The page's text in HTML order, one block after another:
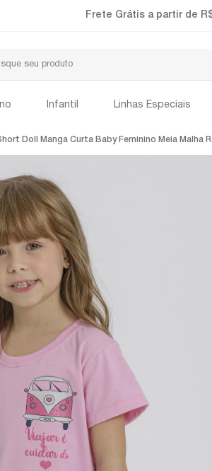
Frete Grátis a partir de
Infantil Linhas Especiais
Doll Manga Curta Baby Feminino Meia Malha